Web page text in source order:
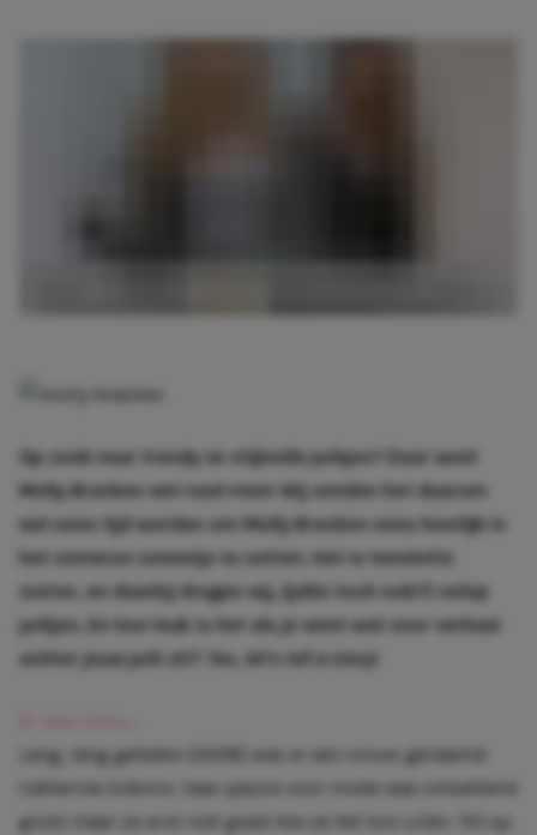
Op zoek naar trendy en stijlvolle jurkjes? Daar weet
Molly Bracken wel raad mee! Wij vonden het daarom
wel eens tijd worden om Molly Bracken eens heerlijk in
het zomerse zonnetje te zetten. Het is tenslotte
zomer, en daarbij dragen wij, (jullie toch ook?) volop
jurkjes. En hoe leuk is het als je weet wat voor verhaal
achter jouw jurk zit?
Yes, let’s tell a story!
Lang, lang geleden (2008) was er een vrouw genaamd
Catherine Sidonio, haar passie voor mode was ontzettend
groot maar ze wist niet goed hoe ze het kon uiten. Tot op